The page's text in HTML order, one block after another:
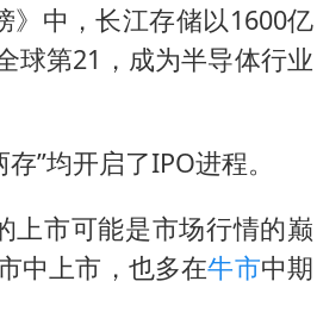
挑衅图谋
》中，长江存储以1600亿
球第21，成为半导体行业
”均开启了IPO进程。
上市可能是市场行情的巅
中上市，也多在牛市中期